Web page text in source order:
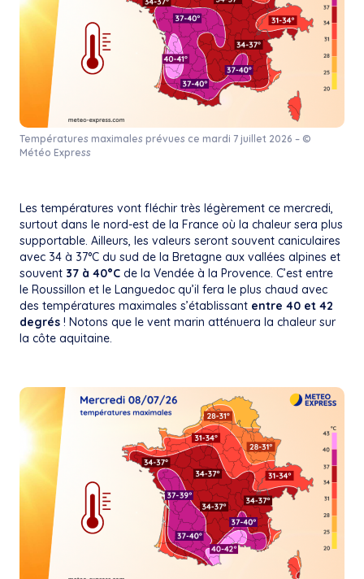
Températures maximales prévues ce mardi 7 juillet 2026 – ©
Météo Express
Les températures vont fléchir très légèrement ce mercredi,
surtout dans le nord-est de la France où la chaleur sera plus
supportable. Ailleurs, les valeurs seront souvent caniculaires
avec 34 à 37°C du sud de la Bretagne aux vallées alpines et
souvent 37 à 40°C de la Vendée à la Provence. C’est entre
le Roussillon et le Languedoc qu’il fera le plus chaud avec
des températures maximales s’établissant entre 40 et 42
degrés ! Notons que le vent marin atténuera la chaleur sur
la côte aquitaine.